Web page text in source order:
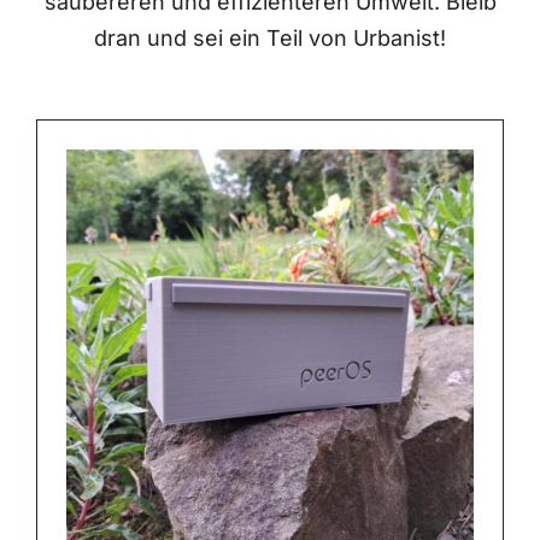
dran und sei ein Teil von Urbanist!